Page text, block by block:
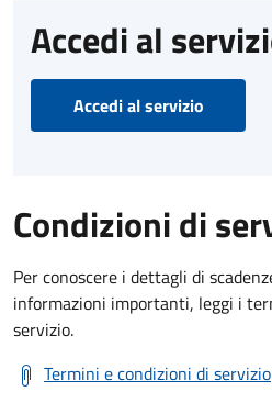
Accedi al
Accedi al servizio
Condizioni di
Per conoscere i dettagli di
informazioni importanti, leggi i
servizio.
Termini e condizioni di servizio